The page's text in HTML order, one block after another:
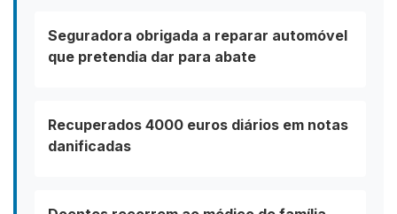
Seguradora obrigada a reparar automóvel
que pretendia dar para abate
Recuperados 4000 euros diários em notas
danificadas